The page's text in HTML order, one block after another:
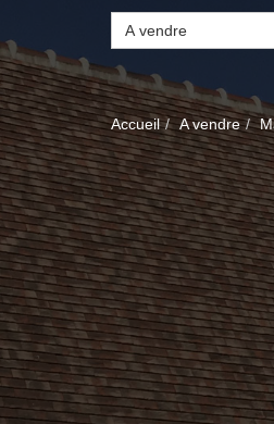
A vendre
Accueil A vendre